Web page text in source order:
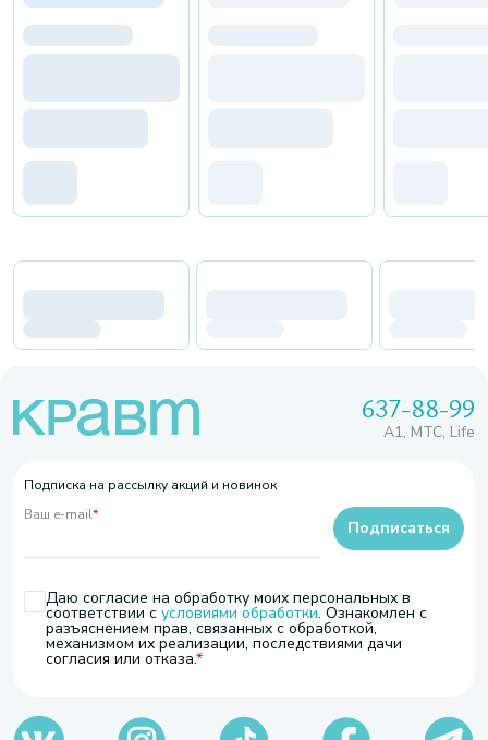
637-88-99
A1, МТС, Life
Подписка на рассылку акций и новинок
Ваш e-mail*
Даю согласие на обработку моих персональных в
соответствии с условиями обработки. Ознакомлен с
разъяснением прав, связанных с обработкой,
механизмом их реализации, последствиями дачи
согласия или отказа.
Подписаться